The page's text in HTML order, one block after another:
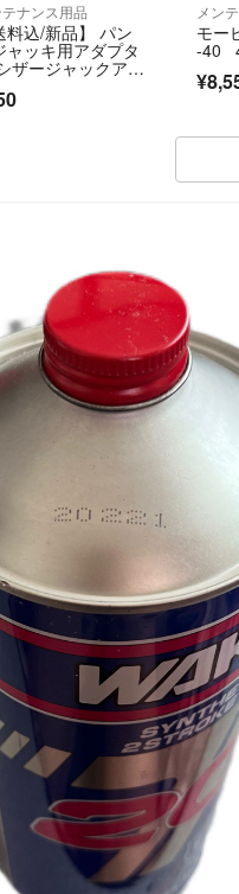
テナンス用品
料込/新品】 パン
ャッキ用アダプタ
ザージャックアダ
イヤ交換 工具 ㉓
メン
モー
-40